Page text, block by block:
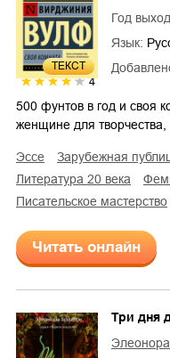
ТЕКСТ
4
Год
Язык:
500 фунтов в год и своя
женщине для
эссе зарубежная
литература 20 века
писательское мастерство
Читать онлайн
Три дня